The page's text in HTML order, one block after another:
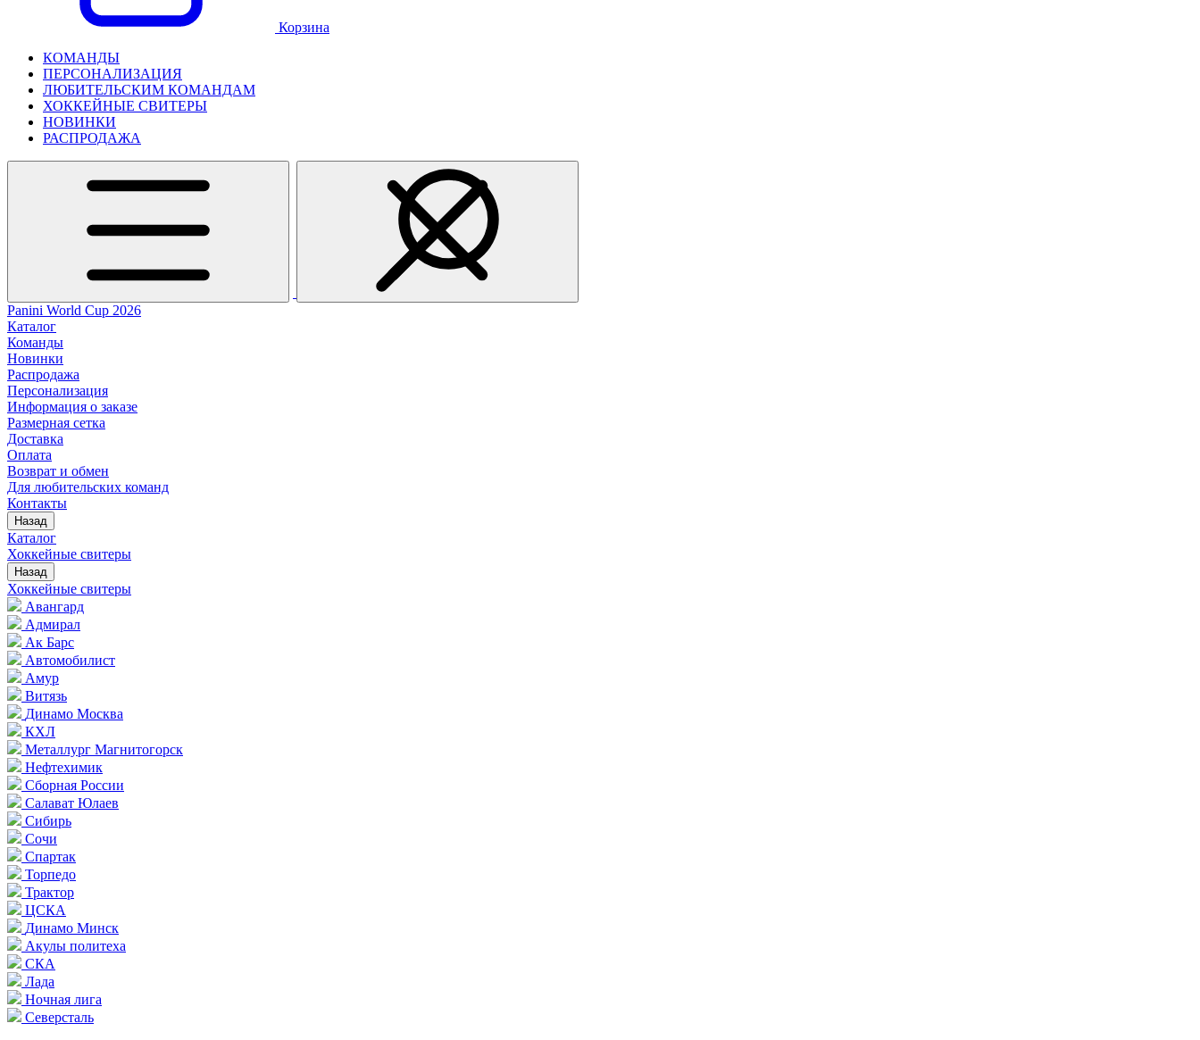
Корзина
КОМАНДЫ
ПЕРСОНАЛИЗАЦИЯ
ЛЮБИТЕЛЬСКИМ КОМАНДАМ
ХОККЕЙНЫЕ СВИТЕРЫ
НОВИНКИ
РАСПРОДАЖА
Panini World Cup 2026
Каталог
Команды
Новинки
Распродажа
Персонализация
Информация о заказе
Размерная сетка
Доставка
Оплата
Возврат и обмен
Для любительских команд
Контакты
Назад
Каталог
Хоккейные свитеры
Назад
Хоккейные свитеры
Авангард
Адмирал
Ак Барс
Автомобилист
Амур
Витязь
Динамо Москва
КХЛ
Металлург Магнитогорск
Нефтехимик
Сборная России
Салават Юлаев
Сибирь
Сочи
Спартак
Торпедо
Трактор
ЦСКА
Динамо Минск
Акулы политеха
СКА
Лада
Ночная лига
Северсталь